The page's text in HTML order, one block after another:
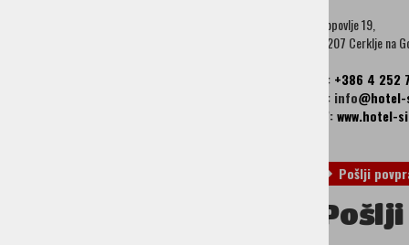
Vopovlje 19,
4207 Cerklje na
T: +386 4 252
E: info
W:www.hotel-
Pošlji